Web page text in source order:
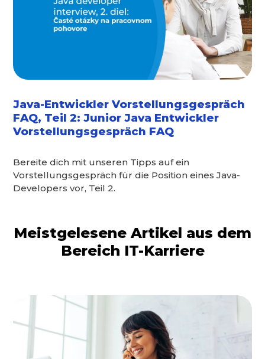
Java-Entwickler Vorstellungsgespräch
FAQ, Teil 2: Junior Java Entwickler
Vorstellungsgespräch FAQ
Bereite dich mit unseren Tipps auf ein
Vorstellungsgespräch für die Position eines Java-
Developers vor, Teil 2.
Meistgelesene Artikel aus dem
Bereich IT-Karriere